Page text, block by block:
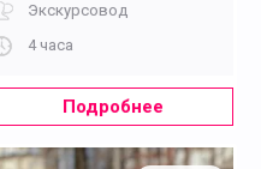
Экскурсовод
4 часа
Подробнее